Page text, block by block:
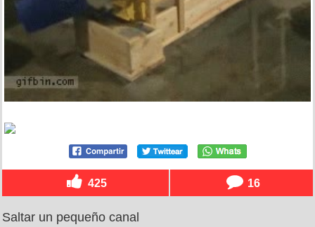
425 16
Saltar un pequeño canal